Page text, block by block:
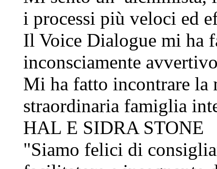
i processi più veloci ed
Il Voice Dialogue mi ha
inconsciamente
Mi ha fatto incontrare la
straordinaria famiglia
HAL E SIDRA STONE
"Siamo felici di